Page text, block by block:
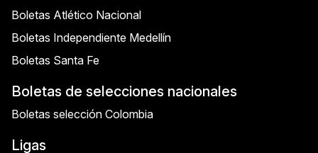
Boletas Atlético Nacional
Boletas Independiente Medellín
Boletas Santa Fe
Boletas de selecciones nacionales
Boletas selección Colombia
Ligas